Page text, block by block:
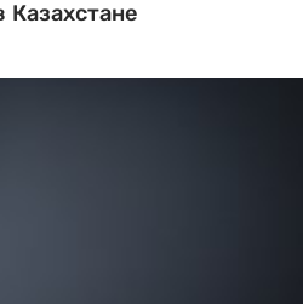
Казахстане